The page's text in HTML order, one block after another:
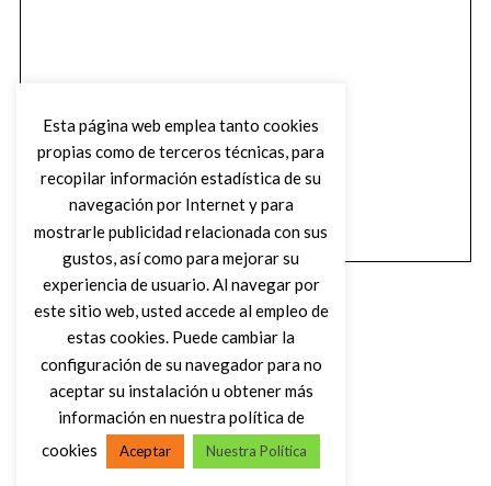
VOLVER AL INICIO
Esta página web emplea tanto cookies
propias como de terceros técnicas, para
recopilar información estadística de su
navegación por Internet y para
mostrarle publicidad relacionada con sus
gustos, así como para mejorar su
experiencia de usuario. Al navegar por
este sitio web, usted accede al empleo de
estas cookies. Puede cambiar la
configuración de su navegador para no
aceptar su instalación u obtener más
información en nuestra política de
cookies
Aceptar Nuestra Política